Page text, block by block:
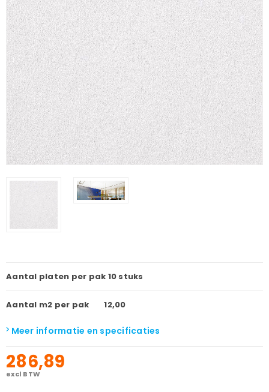
Aantal platen per pak 10 stuks
Aantal m2 per pak 12,00
Meer informatie en specificaties
286,89
excl BTW